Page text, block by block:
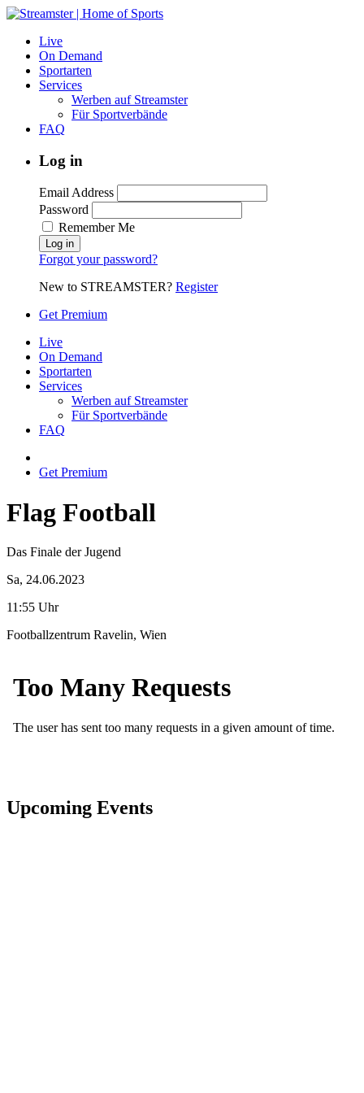
Live
On Demand
Sportarten
Services
Werben auf Streamster
Für Sportverbände
FAQ
Log in
Email Address
Password
Remember Me
Forgot your password?
New to STREAMSTER? Register
Get Premium
Live
On Demand
Sportarten
Services
Werben auf Streamster
Für Sportverbände
FAQ
Get Premium
Flag Football
Das Finale der Jugend
Sa, 24.06.2023
11:55 Uhr
Footballzentrum Ravelin, Wien
Upcoming Events